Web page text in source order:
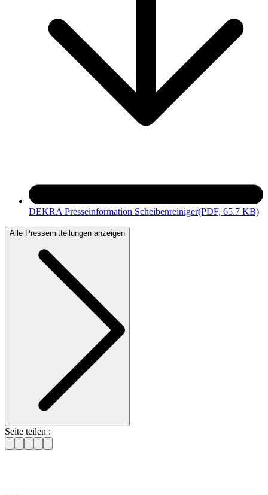
DEKRA Presseinformation Scheibenreiniger(PDF, 65.7 KB)
Alle Pressemitteilungen anzeigen
Seite teilen :